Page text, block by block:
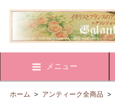
メニュー
ホーム > アンティーク全商品 >